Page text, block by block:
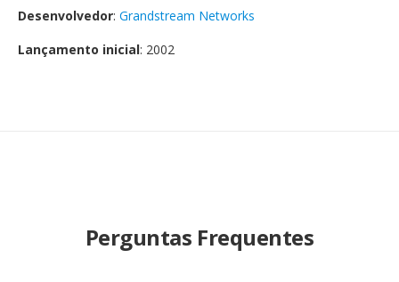
Desenvolvedor: Grandstream Networks
Lançamento inicial: 2002
Perguntas Frequentes